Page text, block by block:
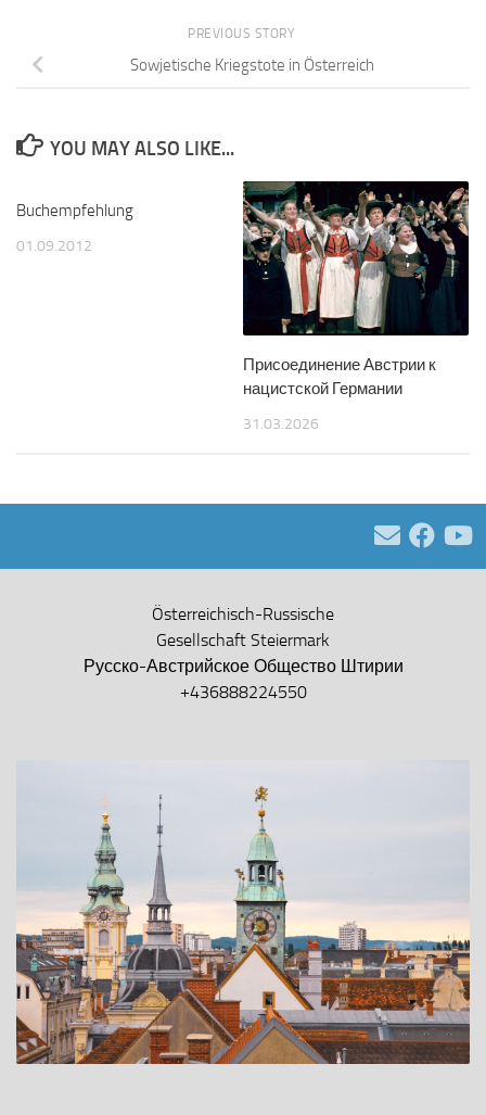
PREVIOUS STORY
Sowjetische Kriegstote in Österreich
YOU MAY ALSO LIKE...
Buchempfehlung
01.09.2012
Присоединение Австрии к
нацистской Германии
31.03.2026
Österreichisch-Russische
Gesellschaft Steiermark
Русско-Австрийское Общество Штирии
+436888224550